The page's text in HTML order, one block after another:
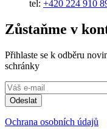
tel: +420 224 910
Zůstaňme v
Přihlaste se k odběru
schránky
Ochrana osobních údajů